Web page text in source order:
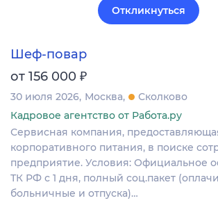
Откликнуться
Шеф-повар
от 156 000 ₽
30 июля 2026 Москва
Сколково
Кадровое агентство от Работа.ру
Сервисная компания,
корпоративного питания, в поиске
предприятие. Условия: Официальное
ТК РФ с 1 дня, полный соц.пакет
больничные и отпуска)…